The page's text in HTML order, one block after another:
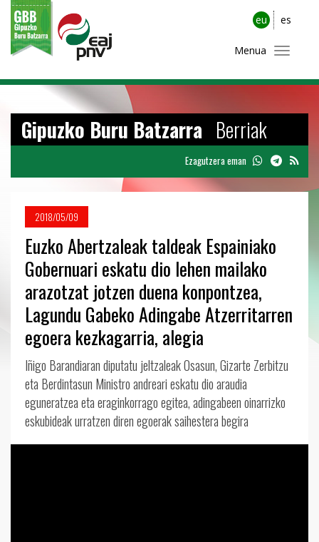
eu es
Menua
Gipuzko Buru Batzarra Berriak
Ezagutzera eman
2018/05/09
Euzko Abertzaleak taldeak Espainiako
Gobernuari eskatu dio lehen mailako
arazotzat jotzen duena konpontzea,
Lagundu Gabeko Adingabe Atzerritarren
egoera kezkagarria, alegia
Iñigo Barandiaran diputatu jeltzaleak Osasun, Gizarte Zerbitzu
eta Berdintasun Ministro andreari eskatu dio araudia
eguneratzea eta eraginkorrago egitea, adingabeen oinarrizko
eskubideak urratzen diren egoerak saihestera begira